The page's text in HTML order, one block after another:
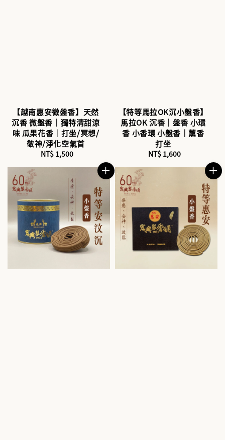
【越南惠安微盤香】天然
沉香 微盤香｜獨特清甜涼
味 瓜果花香｜打坐/冥想/
敬神/淨化空氣首
Regular
NT$ 1,500
【特等馬拉OK沉小盤香】
馬拉OK 沉香｜盤香 小環
香 小香環 小盤香｜薰香
打坐
Regular
NT$ 1,600